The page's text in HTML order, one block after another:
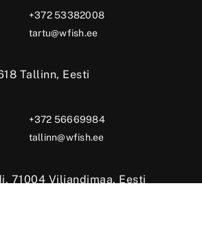
+372 53382008
tartu@wfish.ee
Tallinn, Eesti
+372 56669984
tallinn@wfish.ee
71004 Viljandimaa, Eesti